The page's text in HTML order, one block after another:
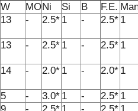
W MONi Si B F.E.
13 - 2.5* 1 - 2.5* 1
13 - 2.5* 1 - 2.5* 1
14 - 2.0* 1 - 2.0* 1
5 - 3.0* 1 - 2.5* 1